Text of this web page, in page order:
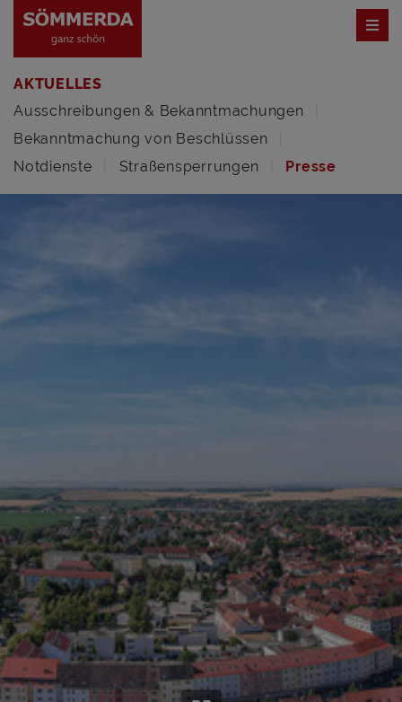
AKTUELLES
Ausschreibungen & Bekanntmachungen
Bekanntmachung von Beschlüssen
Notdienste
Straßensperrungen Presse